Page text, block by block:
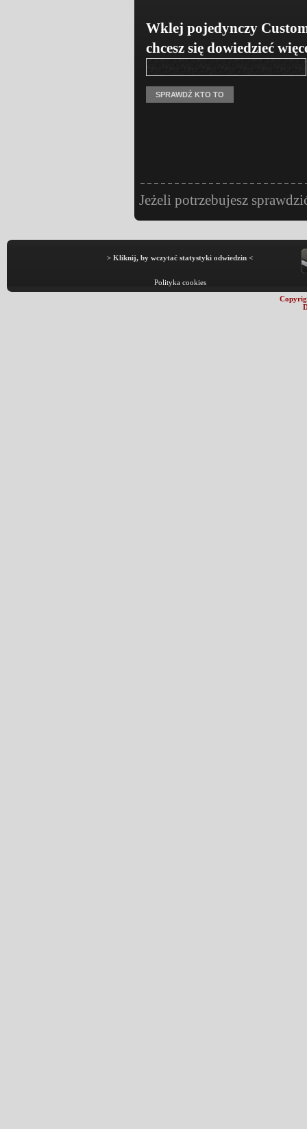
Wklej pojedynczy
chcesz się dowiedzieć
Jeżeli potrzebujesz
> Kliknij, by wczytać statystyki odwiedzin <
Polityka cookies